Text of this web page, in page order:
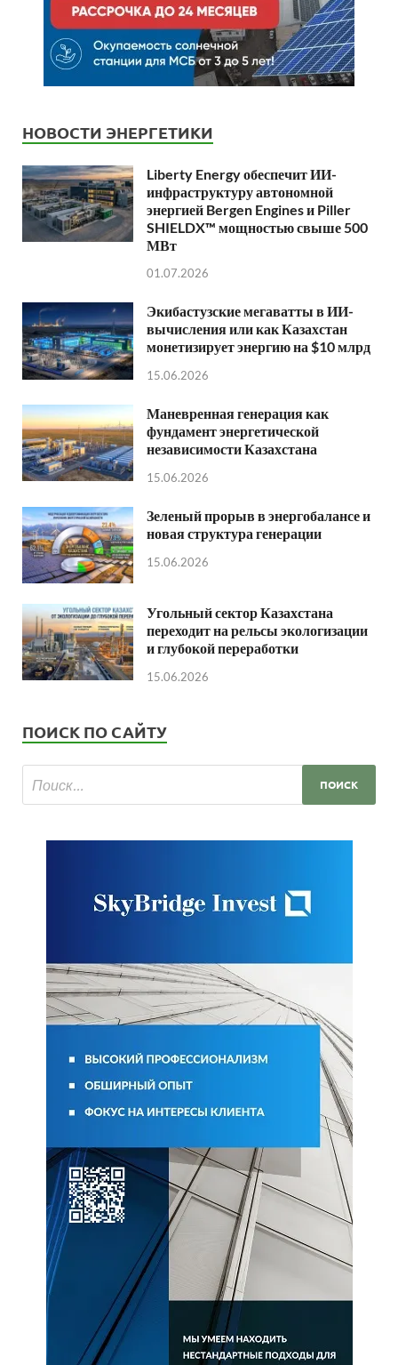
НОВОСТИ ЭНЕРГЕТИКИ
Liberty Energy обеспечит ИИ-
инфраструктуру автономной
энергией Bergen Engines и Piller
SHIELDX™ мощностью свыше 500
МВт
01.07.2026
Экибастузские мегаватты в ИИ-
вычисления или как Казахстан
монетизирует энергию на $10 млрд
15.06.2026
Маневренная генерация как
фундамент энергетической
независимости Казахстана
15.06.2026
Зеленый прорыв в энергобалансе и
новая структура генерации
15.06.2026
Угольный сектор Казахстана
переходит на рельсы экологизации
и глубокой переработки
15.06.2026
ПОИСК ПО САЙТУ